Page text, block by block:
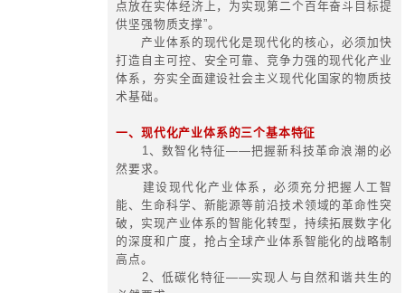
五、科创与数字化创新
1、适应社会数字化，产业数字
运营和管理数字化
2、着力探索大数据，云计算，
联网，5G应用及区块链
3、探索数字化转型对战略，组
策，文化，知识管理，绩效影响
4、在云计算，大数据，移动互
网，人工智能等背景下的研发与经营
下所能解决的大问题，发现传统形态
大需求
5、用数字化转型优势攻击传统